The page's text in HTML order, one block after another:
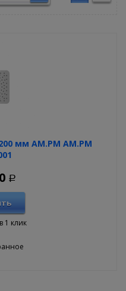
мм AM.PM AM.PM
Р
1 клик